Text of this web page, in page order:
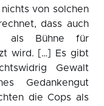
von solchen
dass auch
als Bühne für
wird. […] Es gibt
Gewalt
Gedankengut
die Cops als